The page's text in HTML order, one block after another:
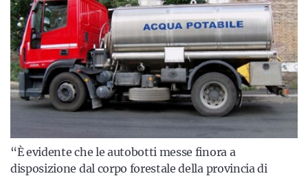
“È evidente che le autobotti messe finora a
disposizione dal corpo forestale della provincia di